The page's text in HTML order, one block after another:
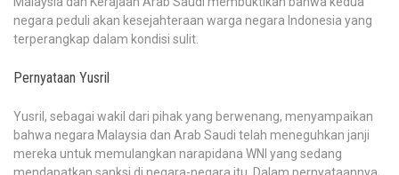
negara peduli akan kesejahteraan warga negara Indonesia yang
terperangkap dalam kondisi sulit.
Pernyataan Yusril
Yusril, sebagai wakil dari pihak yang berwenang, menyampaikan
bahwa negara Malaysia dan Arab Saudi telah meneguhkan janji
mereka untuk memulangkan narapidana WNI yang sedang
mendapatkan sanksi di negara-negara itu. Dalam pernyataannya,